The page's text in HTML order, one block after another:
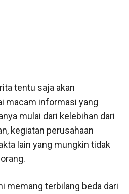
tentu saja akan
macam informasi yang
mulai dari kelebihan dari
kegiatan perusahaan
lain yang mungkin tidak
memang terbilang beda dari